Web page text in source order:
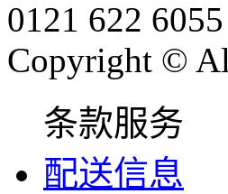
0121 622 6055
Copyright ©
条款服务
配送信息